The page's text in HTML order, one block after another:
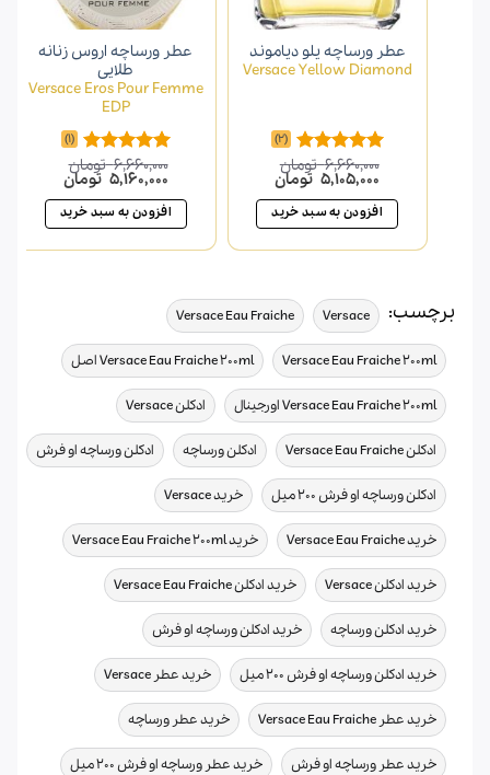
عطر ورساچه یلو دیاموند
Versace Yellow Diamond
امتیاز5.00
از 5
(2)
6,660,000 تومان
قیمت
اصلی
6,660,000 تومان
بود.
5,105,000 تومانقیمت
فعلی
5,105,000 تومان
است.افزودن به سبد خرید
عطر ورساچه اروس زنانه
طلایی
Versace Eros Pour Femme
EDP
امتیاز5.00
از 5
(1)
6,660,000 تومان
قیمت
اصلی
6,660,000 تومان
بود.
5,160,000 تومان
فعلی
است.افزودن به سبد خرید
برچسب: Versace
,
Versace Eau Fraiche
,
Versace Eau Fraiche 200ml
, Versace Eau Fraiche 200ml اصل ,
Versace Eau Fraiche 200ml اورجینال , ادکلن Versace ,
ادکلن Versace Eau Fraiche , ادکلن ورساچه , ادکلن ورساچه او فرش ,
ادکلن ورساچه او فرش ۲۰۰ میل , خرید Versace ,
خرید Versace Eau Fraiche , خرید Versace Eau Fraiche 200ml ,
خرید ادکلن Versace , خرید ادکلن Versace Eau Fraiche ,
خرید ادکلن ورساچه , خرید ادکلن ورساچه او فرش ,
خرید ادکلن ورساچه او فرش ۲۰۰ میل , خرید عطر Versace ,
خرید عطر Versace Eau Fraiche , خرید عطر ورساچه ,
خرید عطر ورساچه او فرش , خرید عطر ورساچه او فرش ۲۰۰ میل ,